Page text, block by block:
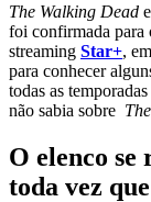
The Walking Dead
foi confirmada para
streaming Star+,
para conhecer
todas as
não sabia sobre
O elenco
toda vez